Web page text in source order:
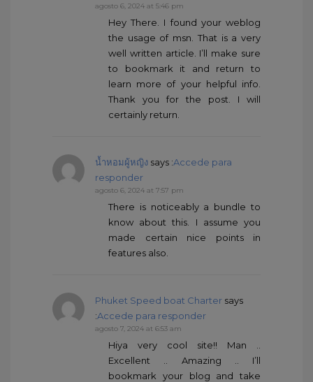
agosto 6, 2024 at 5:46 pm
Hey There. I found your weblog
the usage of msn. That is a very
well written article. I’ll make sure
to bookmark it and return to
learn more of your helpful info.
Thank you for the post. I will
certainly return.
น้ำหอมผู้หญิง says :Accede para
responder
agosto 6, 2024 at 7:57 pm
There is noticeably a bundle to
know about this. I assume you
made certain nice points in
features also.
Phuket Speed boat Charter says
:Accede para responder
agosto 7, 2024 at 6:53 am
Hiya very cool site!! Man ..
Excellent .. Amazing .. I’ll
bookmark your blog and take